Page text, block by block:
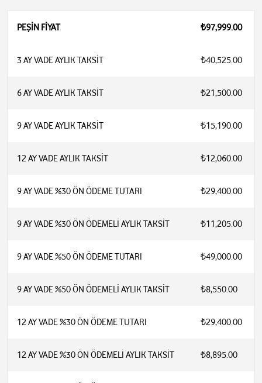
PEŞİN FİYAT ₺97,999.00
3 AY VADE AYLIK TAKSİT ₺40,525.00
6 AY VADE AYLIK TAKSİT ₺21,500.00
9 AY VADE AYLIK TAKSİT ₺15,190.00
12 AY VADE AYLIK TAKSİT ₺12,060.00
9 AY VADE %30 ÖN ÖDEME TUTARI ₺29,400.00
9 AY VADE %30 ÖN ÖDEMELİ AYLIK TAKSİT ₺11,205.00
9 AY VADE %50 ÖN ÖDEME TUTARI ₺49,000.00
9 AY VADE %50 ÖN ÖDEMELİ AYLIK TAKSİT ₺8,550.00
12 AY VADE %30 ÖN ÖDEME TUTARI ₺29,400.00
12 AY VADE %30 ÖN ÖDEMELİ AYLIK TAKSİT ₺8,895.00